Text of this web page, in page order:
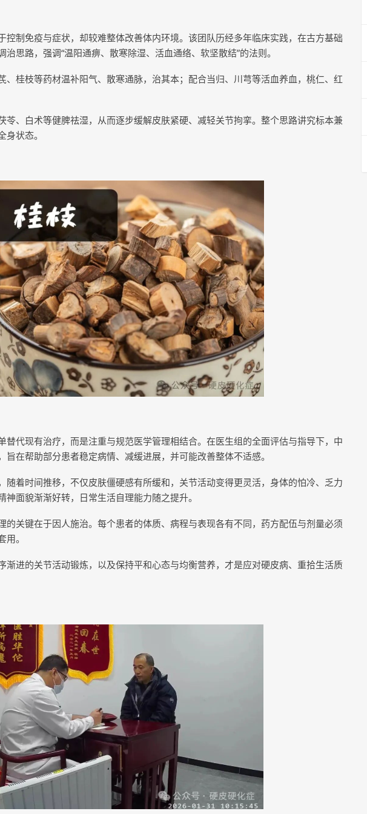
控制免疫与症状，却较难整体改善体内环境。该团队历经多年临床实践，在古方基础
思路，强调“温阳通痹、散寒除湿、活血通络、软坚散结”的法则。
、桂枝等药材温补阳气、散寒通脉，治其本；配合当归、川芎等活血养血，桃仁、红
苓、白术等健脾祛湿，从而逐步缓解皮肤紧硬、减轻关节拘挛。整个思路讲究标本兼
状态。
替代现有治疗，而是注重与规范医学管理相结合。在医生组的全面评估与指导下，中
在帮助部分患者稳定病情、减缓进展，并可能改善整体不适感。
随着时间推移，不仅皮肤僵硬感有所缓和，关节活动变得更灵活，身体的怕冷、乏力
面貌渐渐好转，日常生活自理能力随之提升。
的关键在于因人施治。每个患者的体质、病程与表现各有不同，药方配伍与剂量必须
。
渐进的关节活动锻炼，以及保持平和心态与均衡营养，才是应对硬皮病、重拾生活质